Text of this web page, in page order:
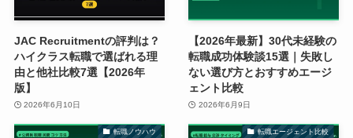
JAC Recruitmentの評判は？
ハイクラス転職で選ばれる理
由と他社比較7選【2026年
版】
2026年6月10日
【2026年最新】30代未経験の
転職成功体験談15選｜失敗し
ない選び方とおすすめエージ
ェント比較
2026年6月9日
転職ノウハウ 転職エージェント比較